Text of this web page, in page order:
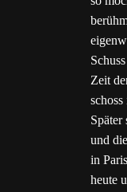
Zeit
und
in
heute